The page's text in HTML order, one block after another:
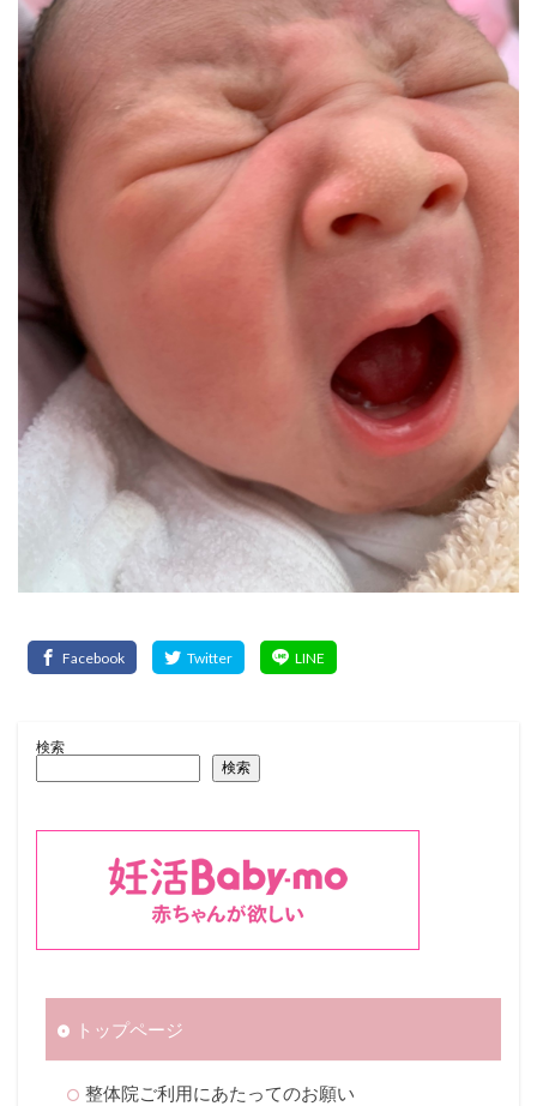
検索
検索
トップページ
整体院ご利用にあたってのお願い